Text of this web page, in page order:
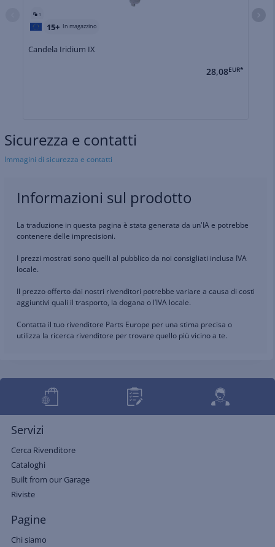
1
15+ In magazzino
Candela Iridium IX
28,08EUR*
Sicurezza e contatti
Immagini di sicurezza e contatti
Informazioni sul prodotto
La traduzione in questa pagina è stata generata da un'IA e potrebbe
contenere delle imprecisioni.
I prezzi mostrati sono quelli al pubblico da noi consigliati inclusa IVA
locale.
Il prezzo offerto dai nostri rivenditori potrebbe variare a causa di costi
aggiuntivi quali il trasporto, la dogana o l’IVA locale.
Contatta il tuo rivenditore Parts Europe per una stima precisa o
utilizza la ricerca rivenditore per trovare quello più vicino a te.
Servizi
Cerca Rivenditore
Cataloghi
Built from our Garage
Riviste
Pagine
Chi siamo